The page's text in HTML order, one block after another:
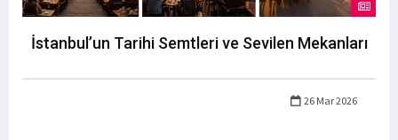
İstanbul’un Tarihi Semtleri ve Sevilen Mekanları
26 Mar 2026